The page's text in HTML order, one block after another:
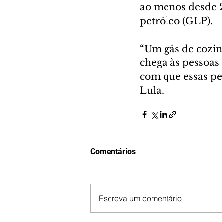
ao menos
petróleo (GLP).
“Um gás de
chega às
com que essas
Lula.
Comentários
Escreva um comentário